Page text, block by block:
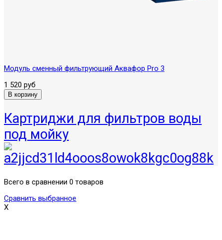
Модуль сменный фильтрующий Аквафор Pro 3
1 520 руб
Картриджи для фильтров воды
под мойку
Всего в сравнении 0 товаров
Сравнить выбранное
X